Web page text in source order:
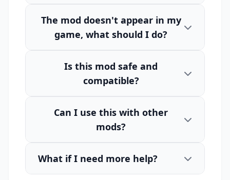
The mod doesn't appear in my
game, what should I do?
Is this mod safe and
compatible?
Can I use this with other
mods?
What if I need more help?